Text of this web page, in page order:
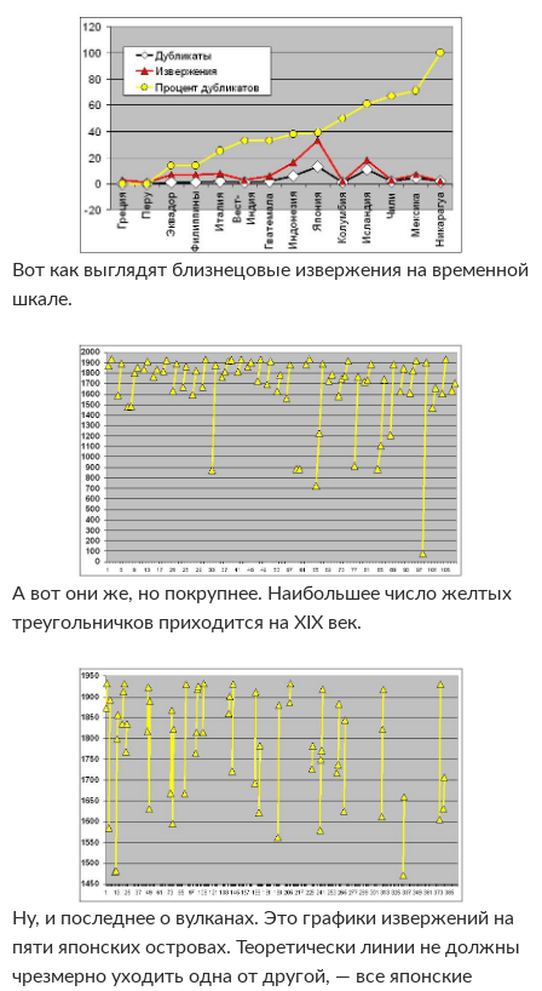
Вот как выглядят близнецовые извержения на временной
шкале.
А вот они же, но покрупнее. Наибольшее число желтых
треугольничков приходится на XIX век.
Ну, и последнее о вулканах. Это графики извержений на
пяти японских островах. Теоретически линии не должны
чрезмерно уходить одна от другой, — все японские